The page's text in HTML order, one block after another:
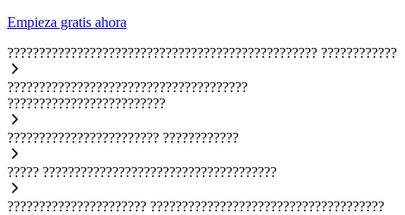
Empieza gratis ahora
????????????????????????????????????????????????? ????????????
??????????????????????????????????????
?????????????????????????
???????????????????????? ????????????
????? ?????????????????????????????????????
?????????????????????? ?????????????????????????????????????